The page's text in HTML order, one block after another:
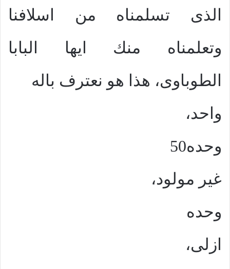
الذى تسلمناه من اسلافنا
وتعلمناه منك ايها البابا
الطوباوى، هذا هو نعترف باله
واحد،
وحده50
غير مولود،
وحده
ازلى،